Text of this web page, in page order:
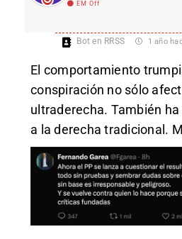
EM Off
Bot en RRSS 1 año
El comportamiento
conspiración no sólo
ultraderecha. También
a la derecha tradicional.